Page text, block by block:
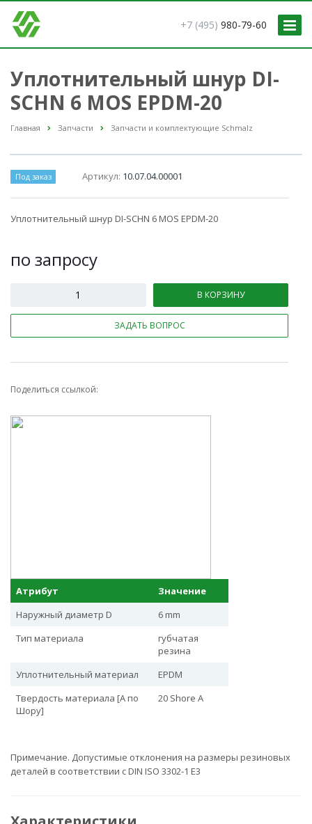
+7 (495) 980-79-60
Уплотнительный шнур DI-
SCHN 6 MOS EPDM-20
Главная Запчасти Запчасти и комплектующие Schmalz
Под заказ Артикул: 10.07.04.00001
Уплотнительный шнур DI-SCHN 6 MOS EPDM-20
по запросу
В КОРЗИНУ
ЗАДАТЬ ВОПРОС
Поделиться ссылкой:
Атрибут
Значение
Наружный диаметр D
6 mm
Тип материала
губчатая
резина
Уплотнительный материал
EPDM
Твердость материала [A по
Шору]
20 Shore A
Примечание. Допустимые отклонения на размеры резиновых
деталей в соответствии с DIN ISO 3302-1 E3